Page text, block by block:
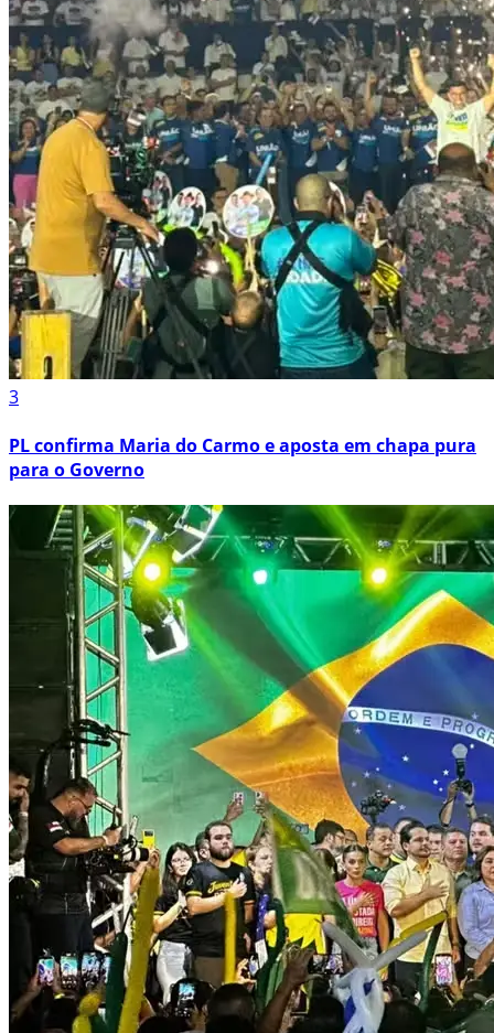
3
PL confirma Maria do Carmo e aposta em chapa pura
para o Governo